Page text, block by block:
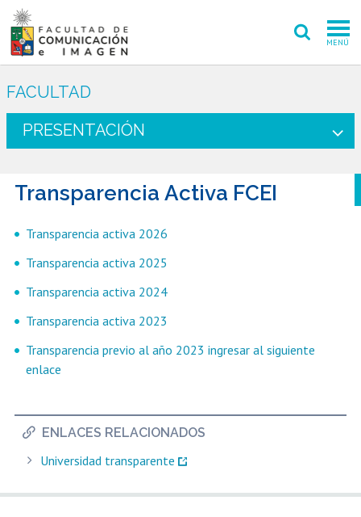
MENÚ
INVESTIGACIÓN CREACIÓN
EXTENSIÓN
INTERNACIONAL
ADMISIÓN
Estudiantes
FACULTAD
PRESENTACIÓN
Transparencia Activa FCEI
ENLACES RELACIONADOS
Universidad transparente
Transparencia activa 2026
Transparencia activa 2025
Transparencia activa 2024
Transparencia activa 2023
Transparencia previo al año 2023 ingresar al siguiente
enlace